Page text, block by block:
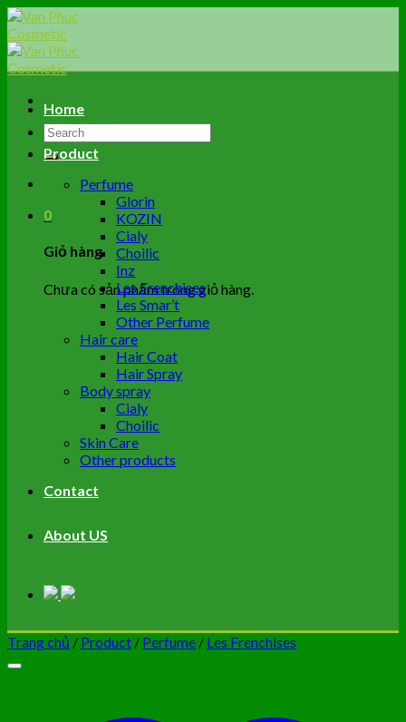
Skip
to
content
Tìm
kiếm:
0
Giỏ hàng
Chưa có sản phẩm trong giỏ hàng.
Home
Product
Perfume
Glorin
KOZIN
Cialy
Choilic
Inz
Les Frenchises
Les Smar’t
Other Perfume
Hair care
Hair Coat
Hair Spray
Body spray
Cialy
Choilic
Skin Care
Other products
Contact
About US
Trang chủ / Product / Perfume / Les Frenchises